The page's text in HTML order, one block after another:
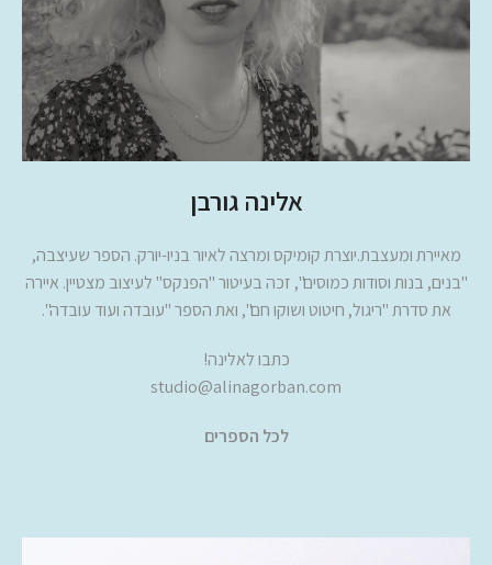
אלינה גורבן
מאיירת ומעצבת.יוצרת קומיקס ומרצה לאיור בניו-יורק. הספר שעיצבה,
"בנים, בנות וסודות כמוסים", זכה בעיטור "הפנקס" לעיצוב מצטיין. איירה
את סדרת "ריגול, חיטוט ושוקו חם", ואת הספר "עובדה ועוד עובדה".
כתבו לאלינה!
studio@alinagorban.com
לכל הספרים